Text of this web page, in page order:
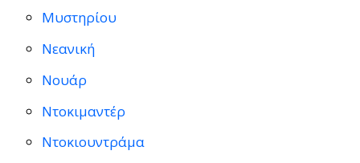
Μυστηρίου
Νεανική
Νουάρ
Ντοκιμαντέρ
Ντοκιουντράμα